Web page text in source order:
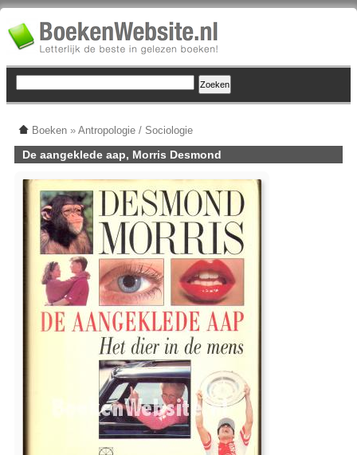
Boeken » Antropologie / Sociologie
De aangeklede aap, Morris Desmond